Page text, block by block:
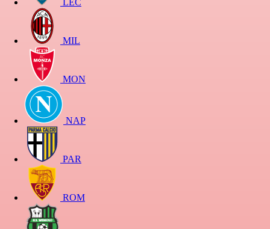
LEC
MIL
MON
NAP
PAR
ROM